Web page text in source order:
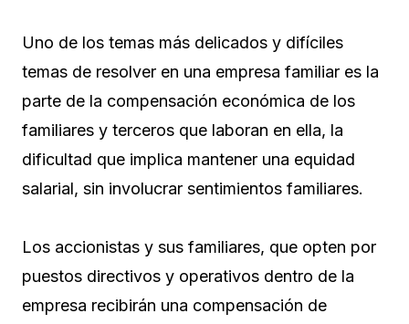
Uno de los temas más delicados y difíciles
temas de resolver en una empresa familiar es la
parte de la compensación económica de los
familiares y terceros que laboran en ella, la
dificultad que implica mantener una equidad
salarial, sin involucrar sentimientos familiares.
Los accionistas y sus familiares, que opten por
puestos directivos y operativos dentro de la
empresa recibirán una compensación de